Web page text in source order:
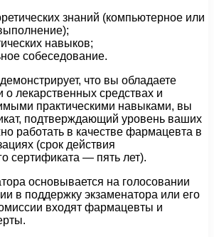
знаний (компьютерное или
навыков;
собеседование.
что вы обладаете
лекарственных средствах и
практическими навыками, вы
подтверждающий уровень ваших
работать в качестве фармацевта в
(срок действия
сертификата — пять лет).
основывается на голосовании
в поддержку экзаменатора или его
входят фармацевты и